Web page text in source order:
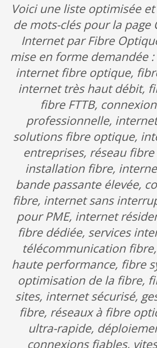
Voici une liste optimisée
de mots-clés pour la page
Internet par Fibre
mise en forme demandée
internet fibre optique,
internet très haut débit,
fibre FTTB,
professionnelle,
solutions fibre optique,
entreprises, réseau
installation fibre,
bande passante élevée,
fibre, internet sans
pour PME, internet
fibre dédiée, services
télécommunication
haute performance, fibre
optimisation de la fibre,
sites, internet sécurisé,
fibre, réseaux à fibre
ultra-rapide,
connexions fiables,